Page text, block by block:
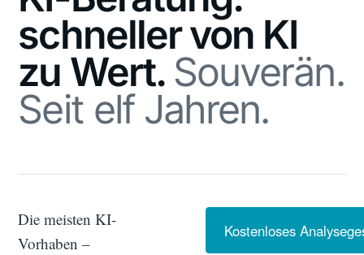
schneller von KI
zu Wert. Souverän.
Seit elf Jahren.
Die meisten KI-
Vorhaben –
Kostenloses